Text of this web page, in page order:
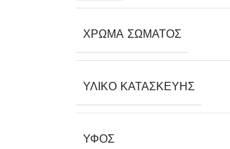
ΧΡΏΜΑ ΣΏΜΑΤΟΣ
ΥΛΙΚΌ ΚΑΤΑΣΚΕΥΉΣ
ΎΦΟΣ